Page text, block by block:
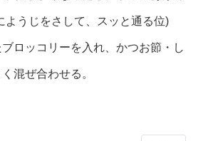
ようじをさして、スッと通る位)
ロッコリーを入れ、かつお節・し
混ぜ合わせる。